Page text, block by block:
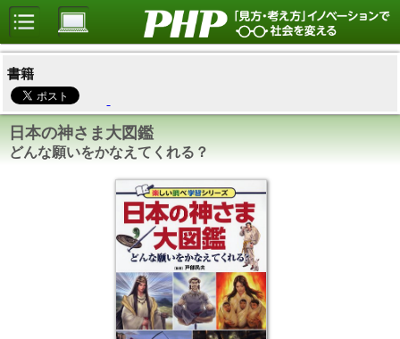
書籍
日本の神さま大図鑑
どんな願いをかなえてくれる？